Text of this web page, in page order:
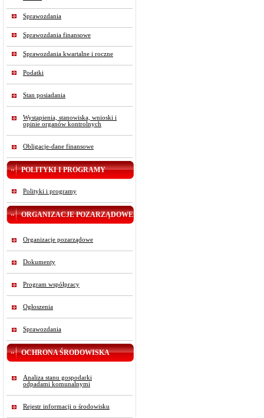
Sprawozdania
Sprawozdania finansowe
Sprawozdania kwartalne i roczne
Podatki
Stan posiadania
Wystąpienia, stanowiska, wnioski i
opinie organów kontrolnych
Obligacje-dane finansowe
POLITYKI I PROGRAMY
Polityki i programy
ORGANIZACJE POZARZĄDOWE
Organizacje pozarządowe
Dokumenty
Program współpracy
Ogłoszenia
Sprawozdania
OCHRONA ŚRODOWISKA
Analiza stanu gospodarki
odpadami komunalnymi
Rejestr informacji o środowisku